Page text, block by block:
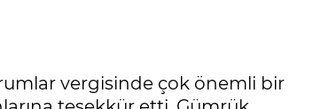
vergisinde çok önemli bir